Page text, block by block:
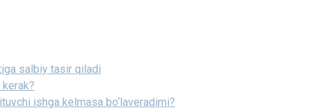
salbiy tasir qiladi
kerak?
ishga kelmasa bo‘laveradimi?